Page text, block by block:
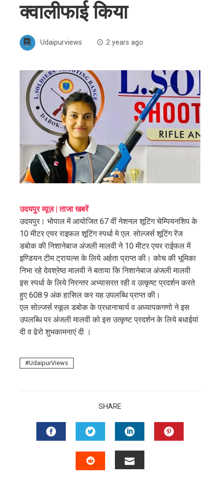
क्वालीफाई किया
Udaipurviews 2 years ago
उदयपुर व्यूज़ | ताजा खबरें
उदयपुर। भोपाल में आयोजित 67 वीं नेशनल शूटिंग चेम्पियनशिप के
10 मीटर एयर राइफल शूटिंग स्पर्धा मे एल. सोल्जर्स शूटिंग रेंज
डबोक की निशानेबाज अंजली मालवी ने 10 मीटर एयर राईफल में
इण्डियन टीम ट्रायल्स के लिये अर्हता प्राप्त की। कोच की भूमिका
निभा रहे देवश्रेष्ठ मालवी ने बताया कि निशानेबाज अंजली मालवी
इस स्पर्धा के लिये निरन्तर अभ्यासरत रही व उत्कृष्ट प्रदर्शन करते
हुए 608.9 अंक हासिल कर यह उपलब्धि प्राप्त की।
एल सोल्जर्स स्कूल डबोक के प्रधानाचार्य व अध्यापकगणो ने इस
उपलब्धि पर अंजली मालवी को इस उत्कृष्ट प्रदर्शन के लिये बधाईयां
दी व ढेरो शुभकामनाएं दी ।
UdaipurViews
SHARE
FACEBOOKTWITTERLINKEDIN